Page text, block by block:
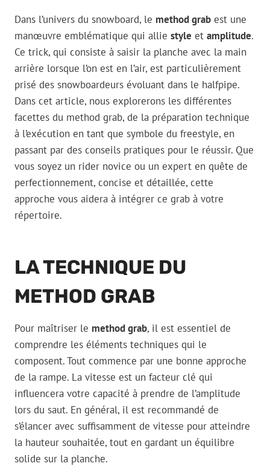
Dans l’univers du snowboard, le method grab est une
manœuvre emblématique qui allie style et amplitude.
Ce trick, qui consiste à saisir la planche avec la main
arrière lorsque l’on est en l’air, est particulièrement
prisé des snowboardeurs évoluant dans le halfpipe.
Dans cet article, nous explorerons les différentes
facettes du method grab, de la préparation technique
à l’exécution en tant que symbole du freestyle, en
passant par des conseils pratiques pour le réussir. Que
vous soyez un rider novice ou un expert en quête de
perfectionnement, concise et détaillée, cette
approche vous aidera à intégrer ce grab à votre
répertoire.
LA TECHNIQUE DU
METHOD GRAB
Pour maîtriser le method grab, il est essentiel de
comprendre les éléments techniques qui le
composent. Tout commence par une bonne approche
de la rampe. La vitesse est un facteur clé qui
influencera votre capacité à prendre de l’amplitude
lors du saut. En général, il est recommandé de
s’élancer avec suffisamment de vitesse pour atteindre
la hauteur souhaitée, tout en gardant un équilibre
solide sur la planche.